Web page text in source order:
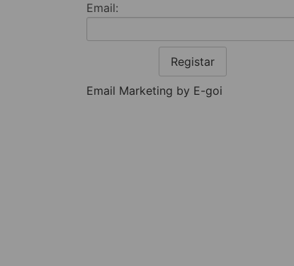
Email:
Registar
Email Marketing by E-goi